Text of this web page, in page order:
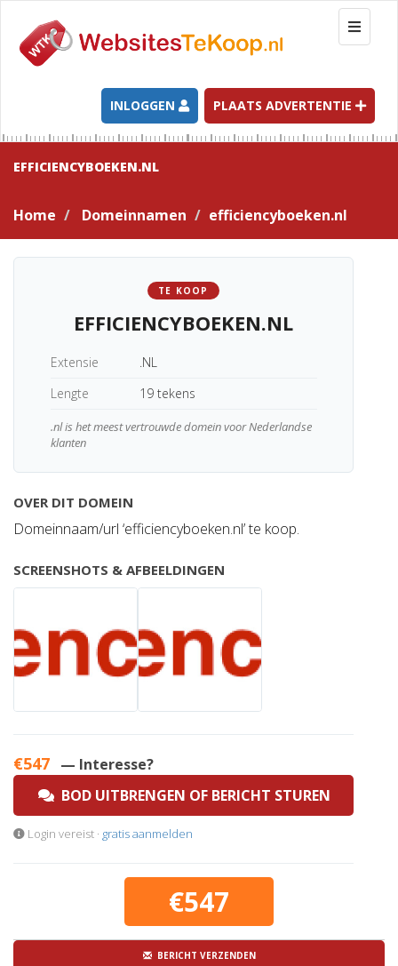
T
o
g
l
e
n
a
t
INLOGGEN PLAATS ADVERTENTIE
EFFICIENCYBOEKEN.NL
Home Domeinnamen efficiencyboeken.nl
TE KOOP
EFFICIENCYBOEKEN.NL
Extensie
.NL
Lengte
19 tekens
.nl is het meest vertrouwde domein voor Nederlandse
klanten
OVER DIT DOMEIN
Domeinnaam/url ‘efficiencyboeken.nl’ te koop.
SCREENSHOTS & AFBEELDINGEN
€547 — Interesse?
BOD UITBRENGEN OF BERICHT STUREN
Login vereist · gratis aanmelden
€547
BERICHT VERZENDEN